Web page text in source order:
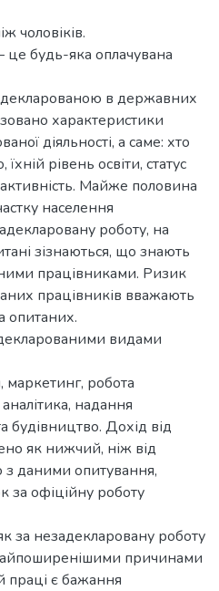
чоловіків.
будь-яка оплачувана
в державних
характеристики
діяльності, а саме: хто
рівень освіти, статус
Майже половина
населення
роботу, на
зізнаються, що знають
працівниками. Ризик
працівників вважають
опитаних.
видами
маркетинг, робота
надання
будівництво. Дохід від
як нижчий, ніж від
з даними опитування,
за офіційну роботу
за незадекларовану роботу
причинами
праці є бажання